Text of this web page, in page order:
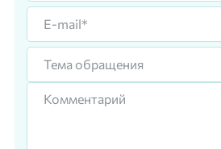
Тема обращения